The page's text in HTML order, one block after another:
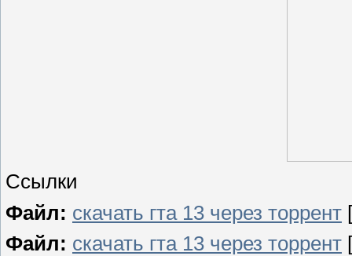
Ссылки
Файл: скачать гта 13 через торрент
Файл: скачать гта 13 через торрент